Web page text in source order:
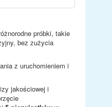
próbki, takie
bez zużycia
z uruchomieniem i
jakościowej i